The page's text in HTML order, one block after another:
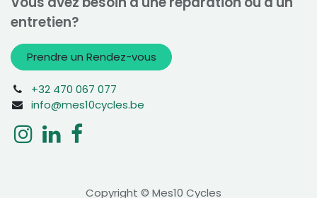
entretien?
Prendre un Rendez-vous
+32 470 067 077
info@mes10cycles.be
Copyright © Mes10 Cycles